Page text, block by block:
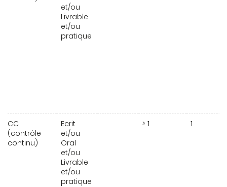
et/ou
Livrable
et/ou
pratique
CC
(contrôle
continu)
Ecrit
et/ou
Oral
et/ou
Livrable
et/ou
pratique
≥ 1 1